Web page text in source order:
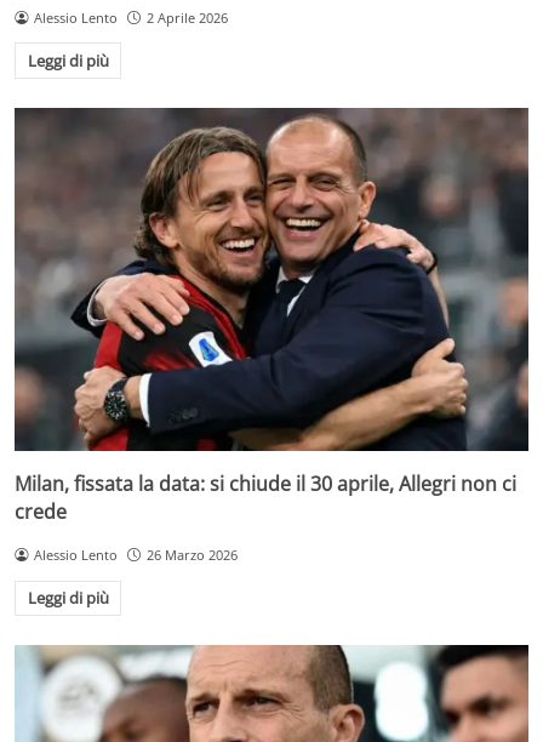
Alessio Lento 2 Aprile 2026
Leggi di più
Milan, fissata la data: si chiude il 30 aprile, Allegri non ci
crede
Alessio Lento 26 Marzo 2026
Leggi di più